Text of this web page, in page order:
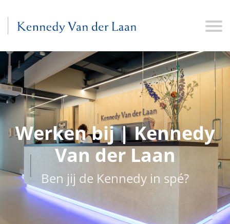
Werken bij | Kennedy
Van der Laan
Ben jij de Kennedy in spé?